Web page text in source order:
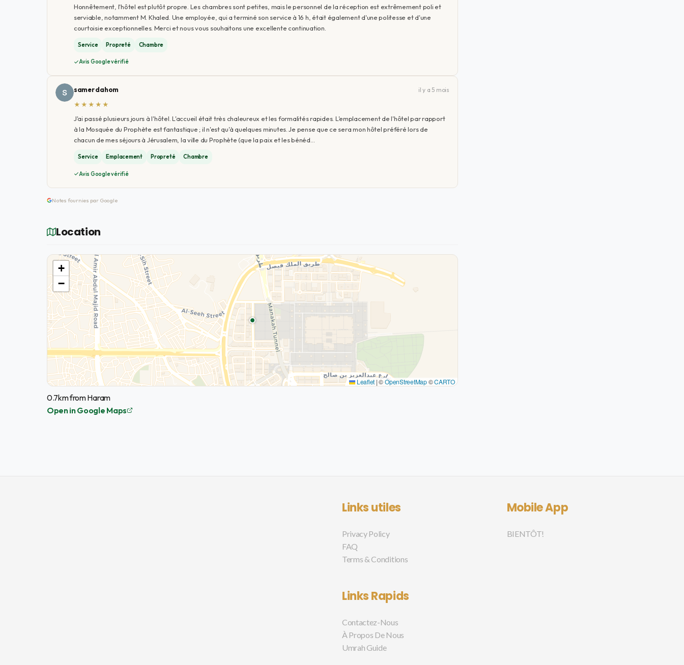
Honnêtement, l'hôtel est plutôt propre. Les chambres sont petites, mais le personnel de la réception est extrêmement poli et
serviable, notamment M. Khaled. Une employée, qui a terminé son service à 16 h, était également d'une politesse et d'une
courtoisie exceptionnelles. Merci et nous vous souhaitons une excellente continuation.
Service Propreté Chambre
Avis Google vérifié
samer dahom
il y a 5 mois
★★★★★
J'ai passé plusieurs jours à l'hôtel. L'accueil était très chaleureux et les formalités rapides. L'emplacement de l'hôtel par rapport
à la Mosquée du Prophète est fantastique ; il n'est qu'à quelques minutes. Je pense que ce sera mon hôtel préféré lors de
chacun de mes séjours à Jérusalem, la ville du Prophète (que la paix et les bénéd…
Service Emplacement Propreté Chambre
Avis Google vérifié
Notes fournies par Google
Location
+
−
Leaflet |©OpenStreetMap©CARTO
0.7km from Haram
Open in Google Maps
Links utiles
Privacy Policy
FAQ
Terms & Conditions
Links Rapids
Contactez-Nous
À Propos De Nous
Umrah Guide
Mobile App
BIENTÔT!